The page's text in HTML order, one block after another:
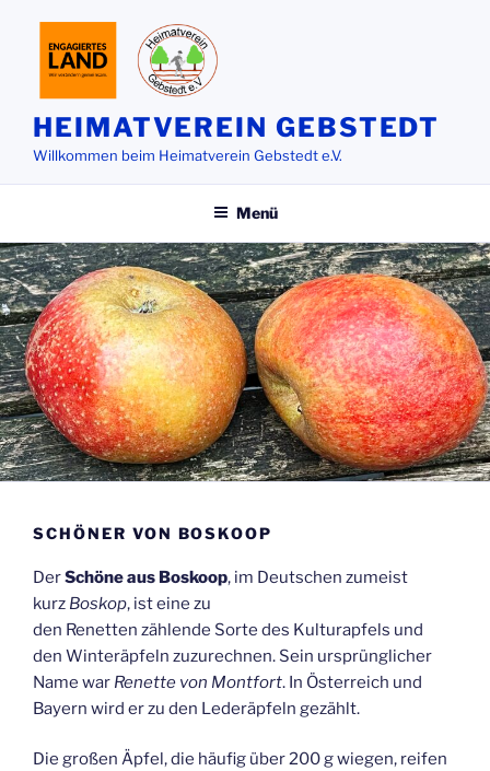
springen
HEIMATVEREIN GEBSTEDT
Willkommen beim Heimatverein Gebstedt e.V.
Menü
SCHÖNER VON BOSKOOP
DerSchöne aus Boskoop, im Deutschen zumeist
kurz Boskop, ist eine zu
den Renetten zählende Sorte des Kulturapfels und
den Winteräpfeln zuzurechnen. Sein ursprünglicher
Name war Renette von Montfort. In Österreich und
Bayern wird er zu den Lederäpfeln gezählt.
Die großen Äpfel, die häufig über 200 g wiegen, reifen